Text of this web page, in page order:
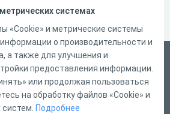
связи
системах
«Cookie» и метрические системы
о производительности и
а также для улучшения и
предоставления информации.
или продолжая пользоваться
на обработку файлов «Cookie» и
Подробнее